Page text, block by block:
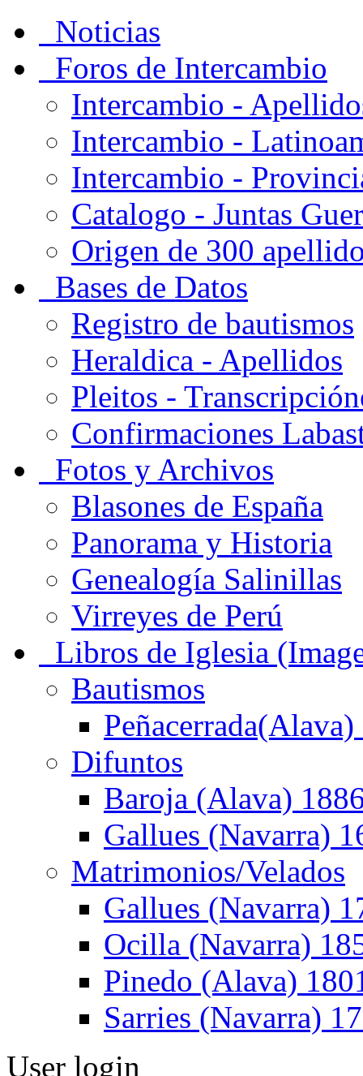
Noticias
Foros de Intercambio
Intercambio -
Intercambio -
Intercambio -
Catalogo - Juntas
Origen de 300
Bases de Datos
Registro de bautismos
Heraldica - Apellidos
Pleitos -
Confirmaciones
Fotos y Archivos
Blasones de España
Panorama y Historia
Genealogía Salinillas
Virreyes de Perú
Libros de Iglesia
Bautismos
Difuntos
Baroja (Alava)
Gallues (Navarra)
Matrimonios/Velados
Gallues (Navarra)
Ocilla (Navarra)
Pinedo (Alava)
Sarries (Navarra)
User login